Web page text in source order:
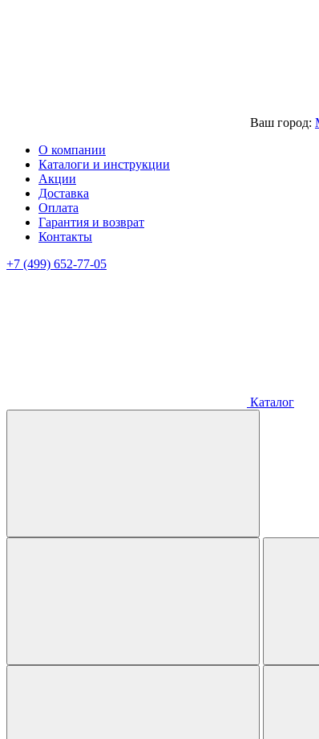
Ваш город:
О компании
Каталоги и инструкции
Акции
Доставка
Оплата
Гарантия и возврат
Контакты
+7 (499) 652-77-05
Каталог